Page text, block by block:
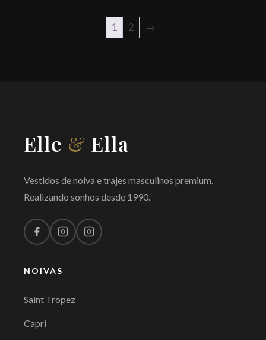
1 2 →
Elle & Ella
Vestidos de noiva e trajes masculinos premium.
Realizando sonhos desde 1990.
NOIVAS
Saint Tropez
Capri